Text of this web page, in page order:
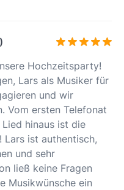
Hochzeitsparty!
Lars als Musiker für
und wir
Vom ersten Telefonat
hinaus ist die
ist authentisch,
und sehr
ließ keine Fragen
Musikwünsche ein